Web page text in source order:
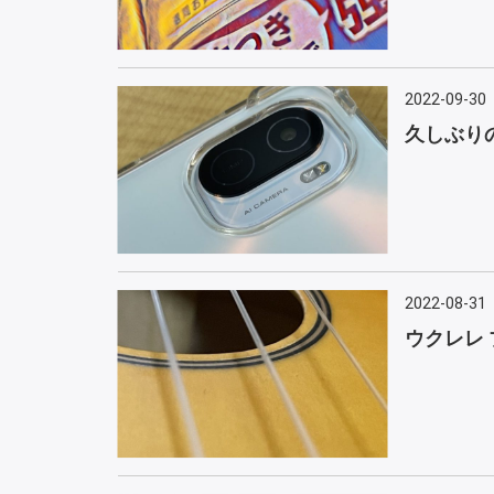
2022-09-30
久しぶり
2022-08-31
ウクレレ